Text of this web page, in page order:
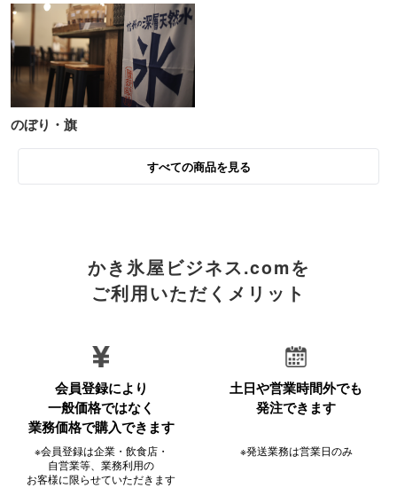
のぼり・旗
すべての商品を見る
かき氷屋ビジネス.comを
ご利用いただくメリット
会員登録により
一般価格ではなく
業務価格で購入できます
※会員登録は企業・飲食店・
自営業等、業務利用の
お客様に限らせていただきます
土日や営業時間外でも
発注できます
※発送業務は営業日のみ